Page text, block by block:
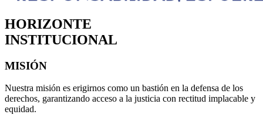
HORIZONTE
INSTITUCIONAL
MISIÓN
Nuestra misión es erigirnos como un bastión en la defensa de los
derechos, garantizando acceso a la justicia con rectitud implacable y
equidad.